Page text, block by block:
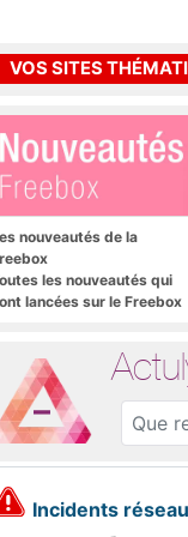
VOS SITES
nouveautés de la
les nouveautés qui
lancées sur le Freebox
Incidents réseau